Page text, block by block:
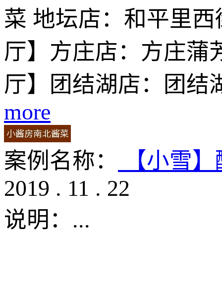
菜 地坛店：和平里
厅】方庄店：方庄蒲
厅】团结湖店：团结
more
案例名称：
【小雪
2019 . 11 . 22
说明： ...